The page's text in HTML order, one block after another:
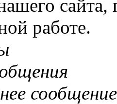
работе.
сообщение